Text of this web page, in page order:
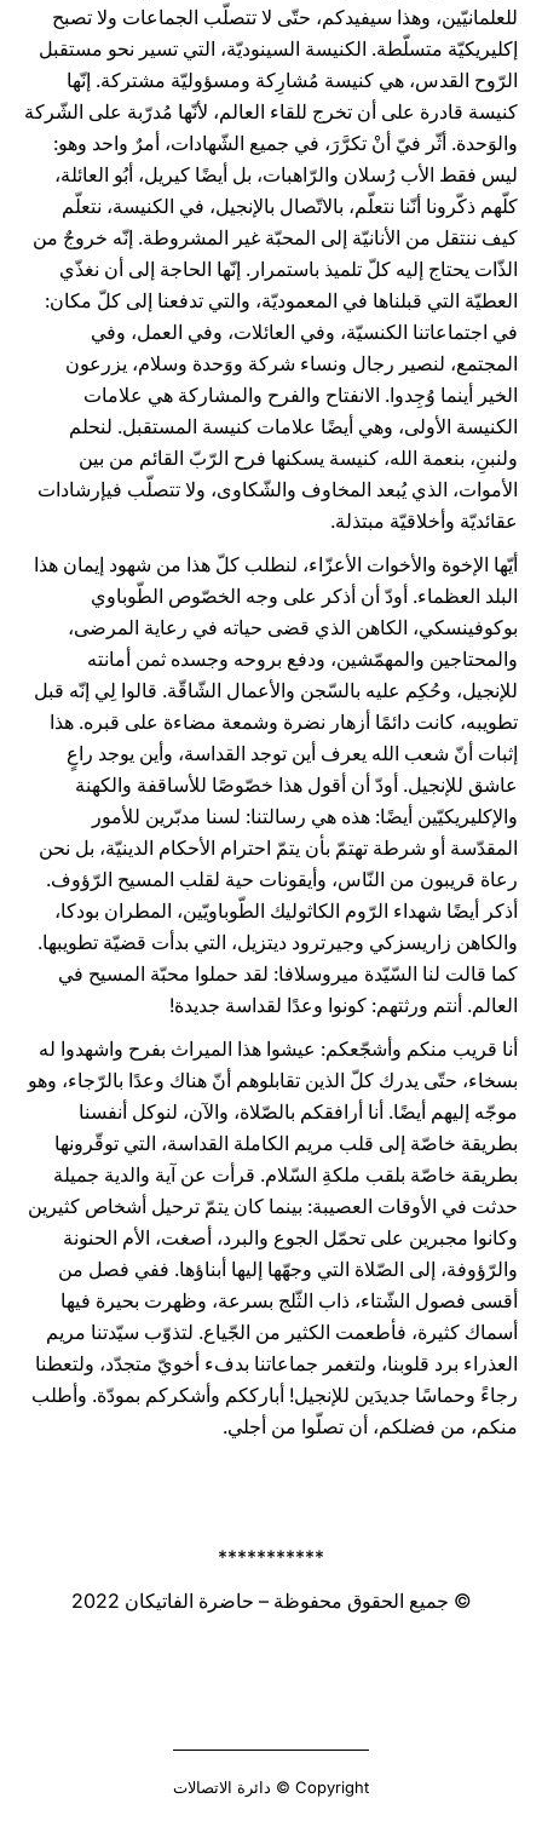
للعلمانيّين، وهذا سيفيدكم، حتّى لا تتصلّب الجماعات ولا تصبح
إكليريكيّة متسلّطة. الكنيسة السينوديّة، التي تسير نحو مستقبل
الرّوح القدس، هي كنيسة مُشارِكة ومسؤوليّة مشتركة. إنّها
كنيسة قادرة على أن تخرج للقاء العالم، لأنّها مُدرّبة على الشّركة
والوَحدة. أثّر فيّ أنْ تكرَّرَ، في جميع الشّهادات، أمرٌ واحد وهو:
ليس فقط الأب رُسلان والرّاهبات، بل أيضًا كيريل، أبُو العائلة،
كلّهم ذكّرونا أنّنا نتعلّم، بالاتّصال بالإنجيل، في الكنيسة، نتعلّم
كيف ننتقل من الأنانيّة إلى المحبّة غير المشروطة. إنّه خروجٌ من
الذّات يحتاج إليه كلّ تلميذ باستمرار. إنّها الحاجة إلى أن نغذّي
العطيّة التي قبلناها في المعموديّة، والتي تدفعنا إلى كلّ مكان:
في اجتماعاتنا الكنسيّة، وفي العائلات، وفي العمل، وفي
المجتمع، لنصير رجال ونساء شركة ووَحدة وسلام، يزرعون
الخير أينما وُجِدوا. الانفتاح والفرح والمشاركة هي علامات
الكنيسة الأولى، وهي أيضًا علامات كنيسة المستقبل. لنحلم
ولنبنِ، بنعمة الله، كنيسة يسكنها فرح الرّبّ القائم من بين
الأموات، الذي يُبعد المخاوف والشّكاوى، ولا تتصلّب فيإرشادات
عقائديّة وأخلاقيّة مبتذلة.
أيّها الإخوة والأخوات الأعزّاء، لنطلب كلّ هذا من شهود إيمان هذا
البلد العظماء. أودّ أن أذكر على وجه الخصّوص الطّوباوي
بوكوفينسكي، الكاهن الذي قضى حياته في رعاية المرضى،
والمحتاجين والمهمّشين، ودفع بروحه وجسده ثمن أمانته
للإنجيل، وحُكِم عليه بالسّجن والأعمال الشّاقّة. قالوا لِي إنّه قبل
تطويبه، كانت دائمًا أزهار نضرة وشمعة مضاءة على قبره. هذا
إثبات أنّ شعب الله يعرف أين توجد القداسة، وأين يوجد راعٍ
عاشق للإنجيل. أودّ أن أقول هذا خصّوصًا للأساقفة والكهنة
والإكليريكيّين أيضًا: هذه هي رسالتنا: لسنا مدبّرين للأمور
المقدّسة أو شرطة تهتمّ بأن يتمّ احترام الأحكام الدينيّة، بل نحن
رعاة قريبون من النّاس، وأيقونات حية لقلب المسيح الرّؤوف.
أذكر أيضًا شهداء الرّوم الكاثوليك الطّوباويّين، المطران بودكا،
والكاهن زاريسزكي وجيرترود ديتزيل، التي بدأت قضيّة تطويبها.
كما قالت لنا السّيّدة ميروسلافا: لقد حملوا محبّة المسيح في
العالم. أنتم ورثتهم: كونوا وعدًا لقداسة جديدة!
أنا قريب منكم وأشجّعكم: عيشوا هذا الميراث بفرح واشهدوا له
بسخاء، حتّى يدرك كلّ الذين تقابلوهم أنّ هناك وعدًا بالرّجاء، وهو
موجّه إليهم أيضًا. أنا أرافقكم بالصّلاة، والآن، لنوكل أنفسنا
بطريقة خاصّة إلى قلب مريم الكاملة القداسة، التي توقّرونها
بطريقة خاصّة بلقب ملكةِ السّلام. قرأت عن آية والدية جميلة
حدثت في الأوقات العصيبة: بينما كان يتمّ ترحيل أشخاص كثيرين
وكانوا مجبرين على تحمّل الجوع والبرد، أصغت، الأم الحنونة
والرّؤوفة، إلى الصّلاة التي وجهّها إليها أبناؤها. ففي فصل من
أقسى فصول الشّتاء، ذاب الثّلج بسرعة، وظهرت بحيرة فيها
أسماك كثيرة، فأطعمت الكثير من الجّياع. لتذوّب سيّدتنا مريم
العذراء برد قلوبنا، ولتغمر جماعاتنا بدفء أخويّ متجدّد، ولتعطنا
رجاءً وحماسًا جديدَين للإنجيل! أبارككم وأشكركم بمودّة. وأطلب
منكم، من فضلكم، أن تصلّوا من أجلي.
***********
© جميع الحقوق محفوظة – حاضرة الفاتيكان 2022
Copyright © دائرة الاتصالات